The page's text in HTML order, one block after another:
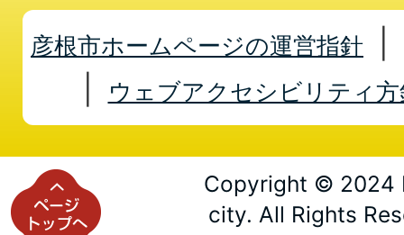
彦根市ホームページの運営指針
ウェブアクセシビリティ方
Copyright © 2024
city. All Rights